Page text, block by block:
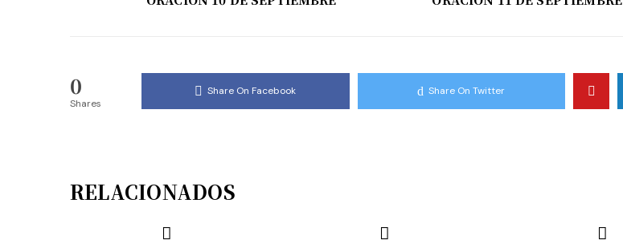
0
Shares
Share On Facebook Share On Twitter
RELACIONADOS